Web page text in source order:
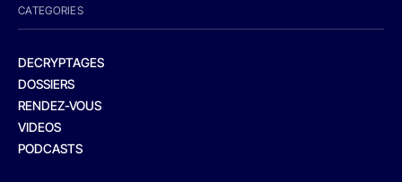
CATEGORIES
DECRYPTAGES
DOSSIERS
RENDEZ-VOUS
VIDEOS
PODCASTS